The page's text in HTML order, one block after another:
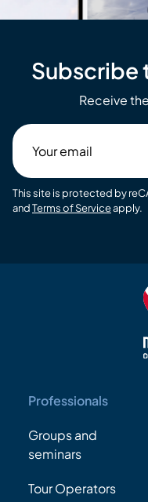
Subscribe
Receive
email
This site is protected by
andTerms of Serviceapply.
Professionals
Groups and
seminars
Tour Operators